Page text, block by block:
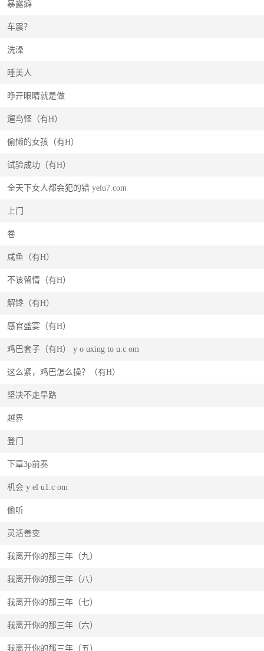
我离开你的那三年（五）
我离开你的那三年（六）
我离开你的那三年（七）
我离开你的那三年（八）
我离开你的那三年（九）
灵活善变
偷听
机会 y el u1.c om
下章3p前奏
登门
越界
坚决不走旱路
这么紧，鸡巴怎么操？（有H）
鸡巴套子（有H） y o uxing to u.c om
感官盛宴（有H）
解馋（有H）
不该留情（有H）
咸鱼（有H）
卷
上门
全天下女人都会犯的错 yelu7.com
试验成功（有H）
偷懒的女孩（有H）
遛鸟怪（有H）
睁开眼睛就是做
睡美人
洗澡
车震？
暴露癖